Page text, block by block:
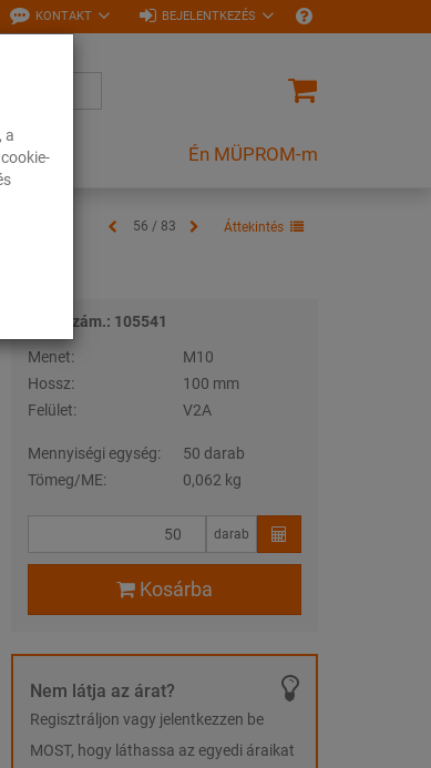
a
KONTAKT BEJELENTKEZÉS
Én MÜPROM-m
56 / 83 Áttekintés
Tételszám.: 105541
Menet:
M10
Hossz:
100 mm
Felület:
V2A
Mennyiségi egység:
50 darab
Tömeg/ME:
0,062 kg
darab
Kosárba
Nem látja az árat?
Regisztráljon vagy jelentkezzen be
MOST, hogy láthassa az egyedi áraikat